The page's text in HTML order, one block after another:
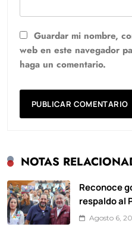
Guardar mi nombre,
web en este navegador
haga un comentario.
NOTAS
Reconoce
respaldo al
Agosto 6,